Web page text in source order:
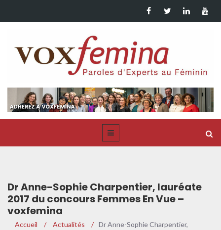
Dr Anne-Sophie Charpentier, lauréate
2017 du concours Femmes En Vue –
voxfemina
Accueil / Actualités / Dr Anne-Sophie Charpentier,